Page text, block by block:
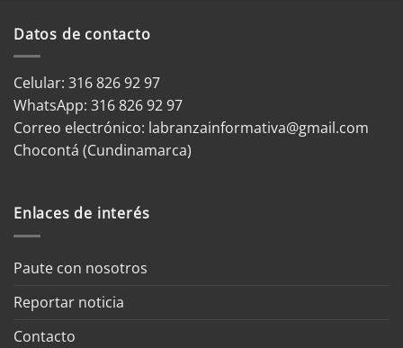
Datos de contacto
Celular: 316 826 92 97
WhatsApp: 316 826 92 97
Correo electrónico: labranzainformativa@gmail.com
Chocontá (Cundinamarca)
Enlaces de interés
Paute con nosotros
Reportar noticia
Contacto